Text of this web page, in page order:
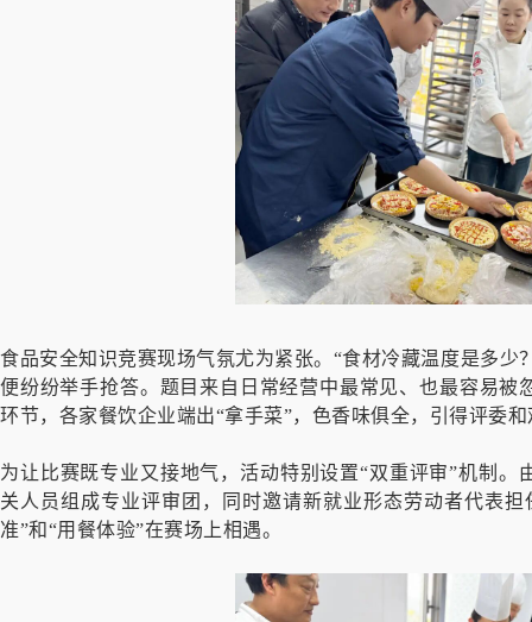
食品安全知识竞赛现场气氛尤为紧张。“食材冷藏温度是多少
便纷纷举手抢答。题目来自日常经营中最常见、也最容易
环节，各家餐饮企业端出“拿手菜”，色香味俱全，引得评委
为让比赛既专业又接地气，活动特别设置“双重评审”机制
关人员组成专业评审团，同时邀请新就业形态劳动者代表
准”和“用餐体验”在赛场上相遇。